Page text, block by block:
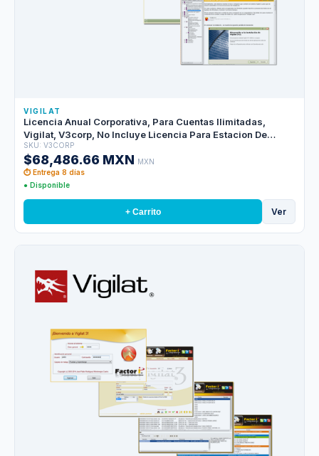
VIGILAT
Licencia Anual Corporativa, Para Cuentas Ilimitadas,
Vigilat, V3corp, No Incluye Licencia Para Estacion De
Trabajo, Las Licencias Para Estaciones De Red Se
Adquieren Por Separado.
SKU: V3CORP
$68,486.66 MXN MXN
⏱ Entrega 8 días
● Disponible
+ Carrito Ver